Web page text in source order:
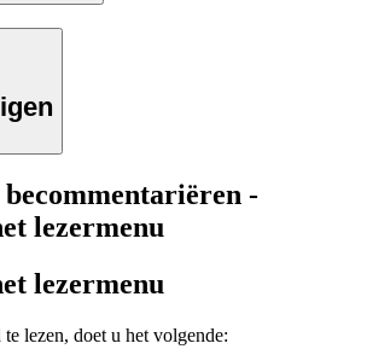
becommentariëren -
lezermenu
lezermenu
lezen, doet u het volgende: